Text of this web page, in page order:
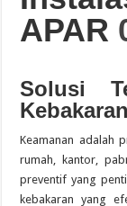
Guide des Meilleurs
APAR
Solusi
Keamanan adalah
rumah, kantor,
preventif yang
kebakaran yang